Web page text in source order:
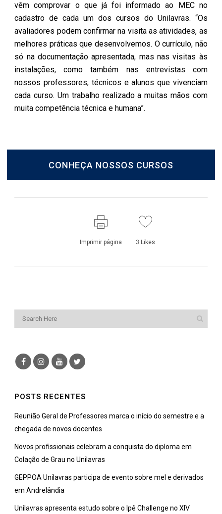
vêm comprovar o que já foi informado ao MEC no
cadastro de cada um dos cursos do Unilavras. “Os
avaliadores podem confirmar na visita as atividades, as
melhores práticas que desenvolvemos. O currículo, não
só na documentação apresentada, mas nas visitas às
instalações, como também nas entrevistas com
nossos professores, técnicos e alunos que vivenciam
cada curso. Um trabalho realizado a muitas mãos com
muita competência técnica e humana”.
CONHEÇA NOSSOS CURSOS
Imprimir página 3 Likes
POSTS RECENTES
Reunião Geral de Professores marca o início do semestre e a
chegada de novos docentes
Novos profissionais celebram a conquista do diploma em
Colação de Grau no Unilavras
GEPPOA Unilavras participa de evento sobre mel e derivados
em Andrelândia
Unilavras apresenta estudo sobre o Ipê Challenge no XIV